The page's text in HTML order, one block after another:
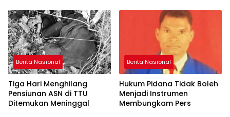
Berita Nasional
Tiga Hari Menghilang
Pensiunan ASN di TTU
Ditemukan Meninggal
Berita Nasional
Hukum Pidana Tidak Boleh
Menjadi Instrumen
Membungkam Pers